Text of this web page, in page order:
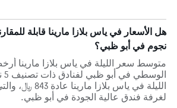
نجوم في أبو ظبي؟
الليلة في ياس
لغرفة فندق عالية الجودة في أبو ظبي.